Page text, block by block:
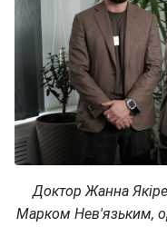
Доктор Жанна
Марком Нев'язьким,